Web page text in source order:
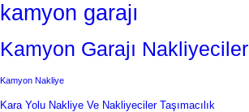
kamyon garajı
Kamyon Garajı Nakliyeciler
Kamyon Nakliye
Kara Yolu Nakliye Ve Nakliyeciler Taşımacılık